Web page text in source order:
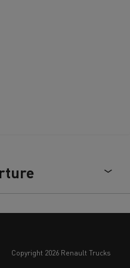
copyright 2026 Renault Trucks